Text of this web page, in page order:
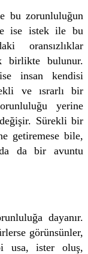
bu zorunluluğun
ise istek ile bu
oransızlıklar
birlikte bulunur.
insan kendisi
ve ısrarlı bir
yerine
Sürekli bir
getiremese bile,
da bir avuntu
dayanır.
görünsünler,
usa, ister oluş,